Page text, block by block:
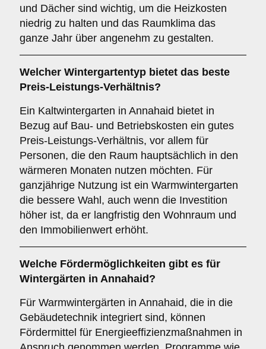
und Dächer sind wichtig, um die Heizkosten
niedrig zu halten und das Raumklima das
ganze Jahr über angenehm zu gestalten.
Welcher Wintergartentyp bietet das beste
Preis-Leistungs-Verhältnis?
Ein Kaltwintergarten in Annahaid bietet in
Bezug auf Bau- und Betriebskosten ein gutes
Preis-Leistungs-Verhältnis, vor allem für
Personen, die den Raum hauptsächlich in den
wärmeren Monaten nutzen möchten. Für
ganzjährige Nutzung ist ein Warmwintergarten
die bessere Wahl, auch wenn die Investition
höher ist, da er langfristig den Wohnraum und
den Immobilienwert erhöht.
Welche Fördermöglichkeiten gibt es für
Wintergärten in Annahaid?
Für Warmwintergärten in Annahaid, die in die
Gebäudetechnik integriert sind, können
Fördermittel für Energieeffizienzmaßnahmen in